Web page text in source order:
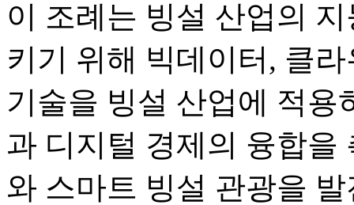
이 조례는 빙설 산업의
키기 위해 빅데이터, 클
기술을 빙설 산업에 적용
과 디지털 경제의 융합을
와 스마트 빙설 관광을